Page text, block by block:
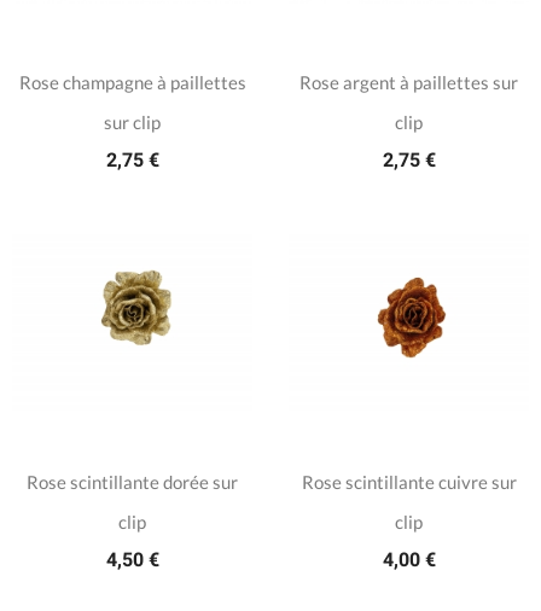
Rose champagne à paillettes
sur clip
2,75 €
Rose argent à paillettes sur
clip
2,75 €
Rose scintillante dorée sur
clip
4,50 €
Rose scintillante cuivre sur
clip
4,00 €